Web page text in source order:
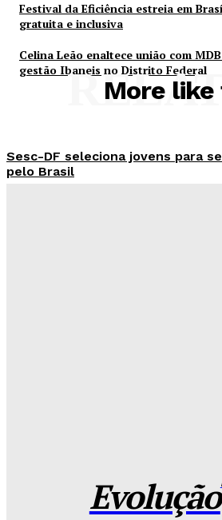
Festival da Eficiência estreia em
gratuita e inclusiva
Celina Leão enaltece união com
gestão Ibaneis no Distrito Federal
More like
Sesc-DF seleciona jovens para
pelo Brasil
Evolução